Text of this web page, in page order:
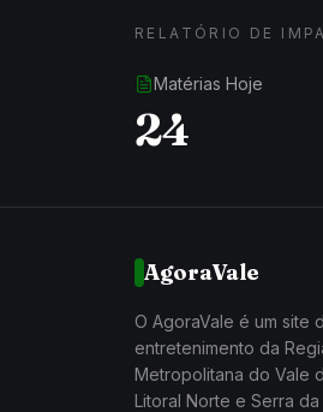
RELATÓRIO DE
Matérias Hoje
24
AgoraVale
O AgoraVale é um site
entretenimento da
Metropolitana do Vale
Litoral Norte e Serra